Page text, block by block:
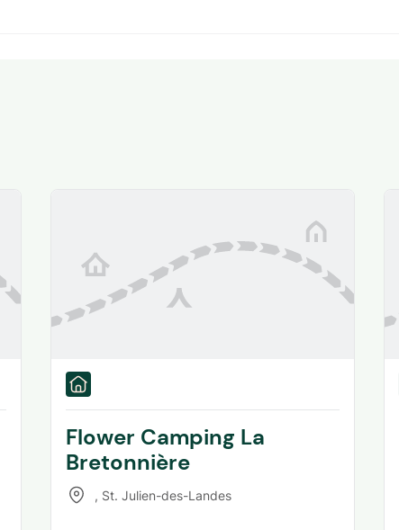
Flower Camping La
Bretonnière
, St. Julien-des-Landes